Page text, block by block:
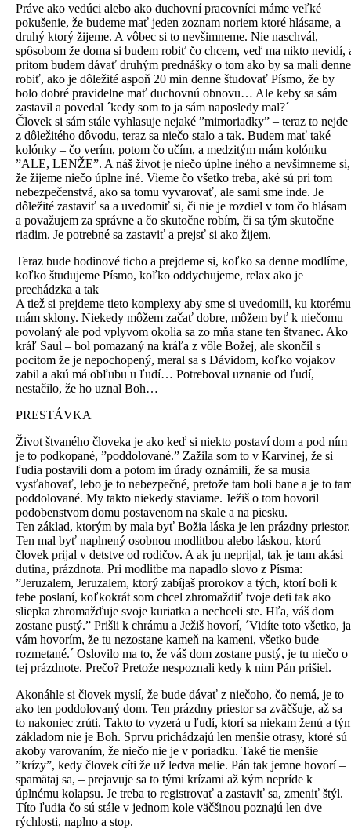
Práve ako vedúci alebo ako duchovní pracovníci máme veľké
pokušenie, že budeme mať jeden zoznam noriem ktoré hlásame, a
druhý ktorý žijeme. A vôbec si to nevšimneme. Nie naschvál,
spôsobom že doma si budem robiť čo chcem, veď ma nikto nevidí,
pritom budem dávať druhým prednášky o tom ako by sa mali denne
robiť, ako je dôležité aspoň 20 min denne študovať Písmo, že by
bolo dobré pravidelne mať duchovnú obnovu… Ale keby sa sám
zastavil a povedal ´kedy som to ja sám naposledy mal?´
Človek si sám stále vyhlasuje nejaké ”mimoriadky” – teraz to nejde
z dôležitého dôvodu, teraz sa niečo stalo a tak. Budem mať také
kolónky – čo verím, potom čo učím, a medzitým mám kolónku
”ALE, LENŽE”. A náš život je niečo úplne iného a nevšimneme si,
že žijeme niečo úplne iné. Vieme čo všetko treba, aké sú pri tom
nebezpečenstvá, ako sa tomu vyvarovať, ale sami sme inde. Je
dôležité zastaviť sa a uvedomiť si, či nie je rozdiel v tom čo hlásam
a považujem za správne a čo skutočne robím, či sa tým skutočne
riadim. Je potrebné sa zastaviť a prejsť si ako žijem.
Teraz bude hodinové ticho a prejdeme si, koľko sa denne modlíme,
koľko študujeme Písmo, koľko oddychujeme, relax ako je
prechádzka a tak
A tiež si prejdeme tieto komplexy aby sme si uvedomili, ku ktorému
mám sklony. Niekedy môžem začať dobre, môžem byť k niečomu
povolaný ale pod vplyvom okolia sa zo mňa stane ten štvanec. Ako
kráľ Saul – bol pomazaný na kráľa z vôle Božej, ale skončil s
pocitom že je nepochopený, meral sa s Dávidom, koľko vojakov
zabil a akú má obľubu u ľudí… Potreboval uznanie od ľudí,
nestačilo, že ho uznal Boh…
PRESTÁVKA
Život štvaného človeka je ako keď si niekto postaví dom a pod ním
je to podkopané, ”poddolované.” Zažila som to v Karvinej, že si
ľudia postavili dom a potom im úrady oznámili, že sa musia
vysťahovať, lebo je to nebezpečné, pretože tam boli bane a je to
poddolované. My takto niekedy staviame. Ježiš o tom hovoril
podobenstvom domu postavenom na skale a na piesku.
Ten základ, ktorým by mala byť Božia láska je len prázdny priestor.
Ten mal byť naplnený osobnou modlitbou alebo láskou, ktorú
človek prijal v detstve od rodičov. A ak ju neprijal, tak je tam akási
dutina, prázdnota. Pri modlitbe ma napadlo slovo z Písma:
”Jeruzalem, Jeruzalem, ktorý zabíjaš prorokov a tých, ktorí boli k
tebe poslaní, koľkokrát som chcel zhromaždiť tvoje deti tak ako
sliepka zhromažďuje svoje kuriatka a nechceli ste. Hľa, váš dom
zostane pustý.” Prišli k chrámu a Ježiš hovorí, ´Vidíte toto všetko, ja
vám hovorím, že tu nezostane kameň na kameni, všetko bude
rozmetané.´ Oslovilo ma to, že váš dom zostane pustý, je tu niečo o
tej prázdnote. Prečo? Pretože nespoznali kedy k nim Pán prišiel.
Akonáhle si človek myslí, že bude dávať z niečoho, čo nemá, je to
ako ten poddolovaný dom. Ten prázdny priestor sa zväčšuje, až sa
to nakoniec zrúti. Takto to vyzerá u ľudí, ktorí sa niekam ženú a
základom nie je Boh. Sprvu prichádzajú len menšie otrasy, ktoré sú
akoby varovaním, že niečo nie je v poriadku. Také tie menšie
”krízy”, kedy človek cíti že už ledva melie. Pán tak jemne hovorí –
spamätaj sa, – prejavuje sa to tými krízami až kým nepríde k
úplnému kolapsu. Je treba to registrovať a zastaviť sa, zmeniť štýl.
Títo ľudia čo sú stále v jednom kole väčšinou poznajú len dve
rýchlosti, naplno a stop.